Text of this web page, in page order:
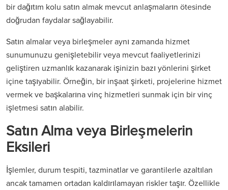
bir dağıtım kolu satın almak mevcut anlaşmaların ötesinde
doğrudan faydalar sağlayabilir.
Satın almalar veya birleşmeler aynı zamanda hizmet
sunumunuzu genişletebilir veya mevcut faaliyetlerinizi
geliştiren uzmanlık kazanarak işinizin bazı yönlerini şirket
içine taşıyabilir. Örneğin, bir inşaat şirketi, projelerine hizmet
vermek ve başkalarına vinç hizmetleri sunmak için bir vinç
işletmesi satın alabilir.
Satın Alma veya Birleşmelerin
Eksileri
İşlemler, durum tespiti, tazminatlar ve garantilerle azaltılan
ancak tamamen ortadan kaldırılamayan riskler taşır. Özellikle